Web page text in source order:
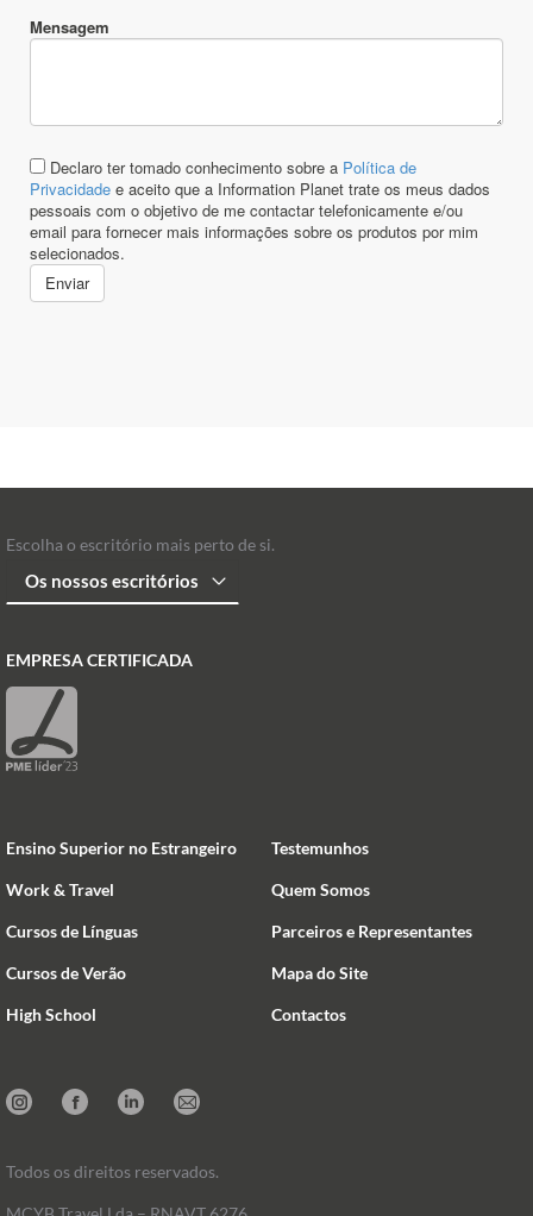
Escolha o escritório mais perto de si.
EMPRESA CERTIFICADA
Ensino Superior no Estrangeiro
Work & Travel
Cursos de Línguas
Cursos de Verão
High School
Testemunhos
Quem Somos
Parceiros e Representantes
Mapa do Site
Contactos
Todos os direitos reservados.
InstagramFacebookLinkedinMail